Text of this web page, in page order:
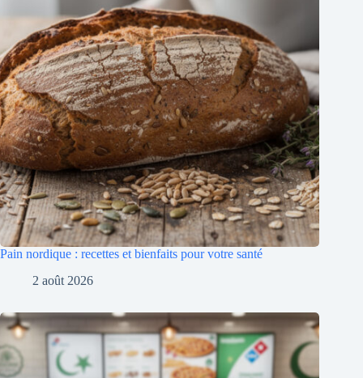
Pain nordique : recettes et bienfaits pour votre santé
2 août 2026